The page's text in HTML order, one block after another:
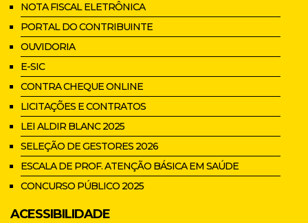
NOTA FISCAL ELETRÔNICA
PORTAL DO CONTRIBUINTE
OUVIDORIA
E-SIC
CONTRA CHEQUE ONLINE
LICITAÇÕES E CONTRATOS
LEI ALDIR BLANC 2025
SELEÇÃO DE GESTORES 2026
ESCALA DE PROF. ATENÇÃO BÁSICA EM SAÚDE
CONCURSO PÚBLICO 2025
ACESSIBILIDADE